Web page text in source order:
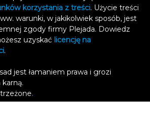
korzystania z treści. Użycie treści
warunki, w jakikolwiek sposób, jest
zgody firmy Plejada. Dowiedz
uzyskać licencję na
.
jest łamaniem prawa i grozi
.